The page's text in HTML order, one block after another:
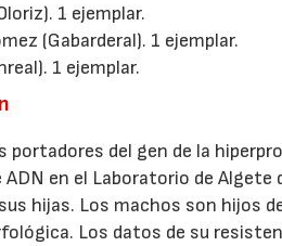
1 ejemplar.
(Gabarderal). 1 ejemplar.
1 ejemplar.
portadores del gen de la
en el Laboratorio de
hijas. Los machos son hijos
Los datos de su